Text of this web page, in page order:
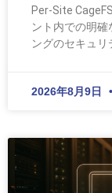
Per-Site
ント内での明
ングのセキュリ
2026年8月9日